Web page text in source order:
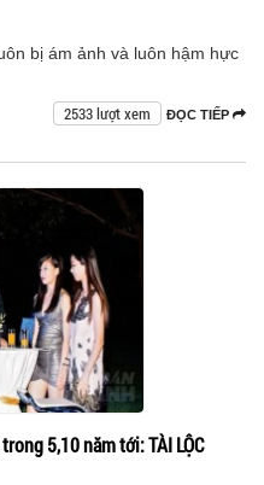
bị ám ảnh và luôn hậm hực
ĐỌC TIẾP
2533 lượt xem
5,10 năm tới: TÀI LỘC